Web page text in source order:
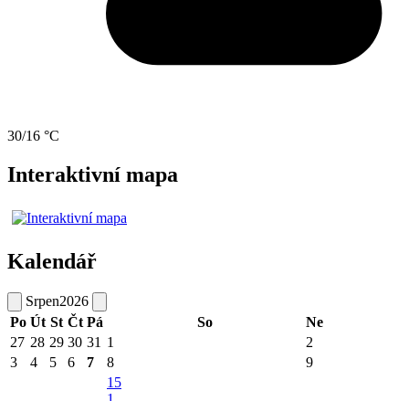
30/16 °C
Interaktivní mapa
Kalendář
Srpen2026
Po Út St Čt Pá So
Ne
27 28 29 30 31 1
2
3
4 5 6 7 8 9
15